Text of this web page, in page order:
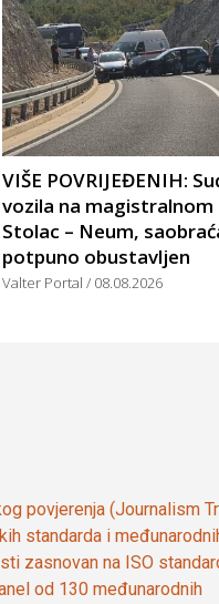
VIŠE POVRIJEĐENIH:
vozila na magistralnom
Stolac – Neum,
potpuno obustavljen
Valter Portal 08.08.2026
povjerenja (Journalism
standarda i
zasnovan na ISO
od 130 međunarodnih